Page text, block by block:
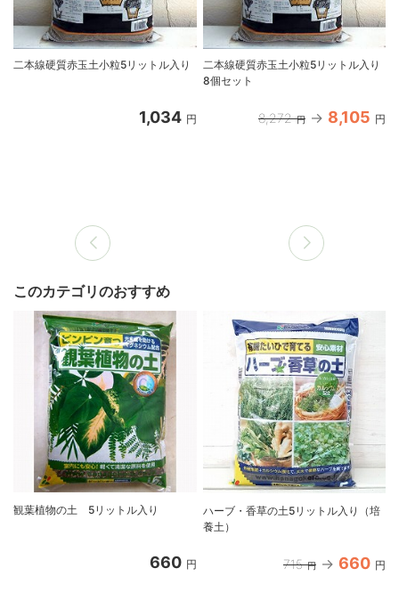
二本線硬質赤玉土小粒5リットル入り
1,034 円
二本線硬質赤玉土小粒5リットル入り
8個セット
8,272 円 8,105 円
このカテゴリのおすすめ
観葉植物の土 5リットル入り
660 円
ハーブ・香草の土5リットル入り（培
養土）
715 円 660 円